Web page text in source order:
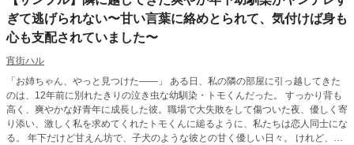
ぎて逃げられない〜甘い言葉に絡めとられて、気付けば身も
心も支配されていました〜
宵街ハル
「お姉ちゃん、やっと見つけた――」 ある日、私の隣の部屋に引っ越してきた
のは、12年前に別れたきりの泣き虫な幼馴染・トモくんだった。 すっかり背も
高く、爽やかな好青年に成長した彼。職場で大失敗をして傷ついた夜、優しく寄
り添い、激しく私を求めてくれたトモくんに縋るように、私たちは恋人同士にな
る。 年下だけど甘えん坊で、子犬のような彼との甘く優しい日々。 けれど、彼